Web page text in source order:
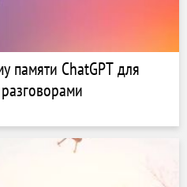
памяти ChatGPT для